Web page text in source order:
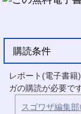
購読条件
レポート(電子書
ガの購読が必要で
スゴワザ編集